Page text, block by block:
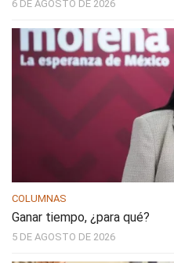
6 DE AGOSTO DE 2026
COLUMNAS
Ganar tiempo, ¿para qué?
5 DE AGOSTO DE 2026